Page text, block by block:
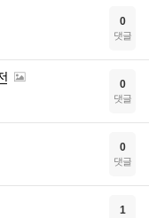
0
댓글
0
댓글
0
댓글
1